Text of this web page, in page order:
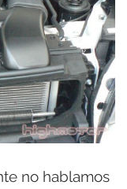
no hablamos